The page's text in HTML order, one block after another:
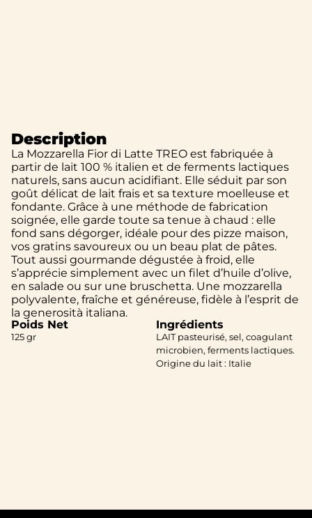
Description
La Mozzarella Fior di Latte TREO est fabriquée à
partir de lait 100 % italien et de ferments lactiques
naturels, sans aucun acidifiant. Elle séduit par son
goût délicat de lait frais et sa texture moelleuse et
fondante. Grâce à une méthode de fabrication
soignée, elle garde toute sa tenue à chaud : elle
fond sans dégorger, idéale pour des pizze maison,
vos gratins savoureux ou un beau plat de pâtes.
Tout aussi gourmande dégustée à froid, elle
s’apprécie simplement avec un filet d’huile d’olive,
en salade ou sur une bruschetta. Une mozzarella
polyvalente, fraîche et généreuse, fidèle à l’esprit de
la generosità italiana.
Poids Net
125 gr
Ingrédients
LAIT pasteurisé, sel, coagulant
microbien, ferments lactiques.
Origine du lait : Italie